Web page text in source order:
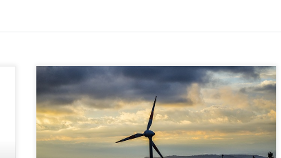
Fehlende Stromspeicher sind eine permanente
Einladung an Hasardeure zum Etikettenschwindel, wie
zum Beispiel beim Projekt "Naturstromspeicher".